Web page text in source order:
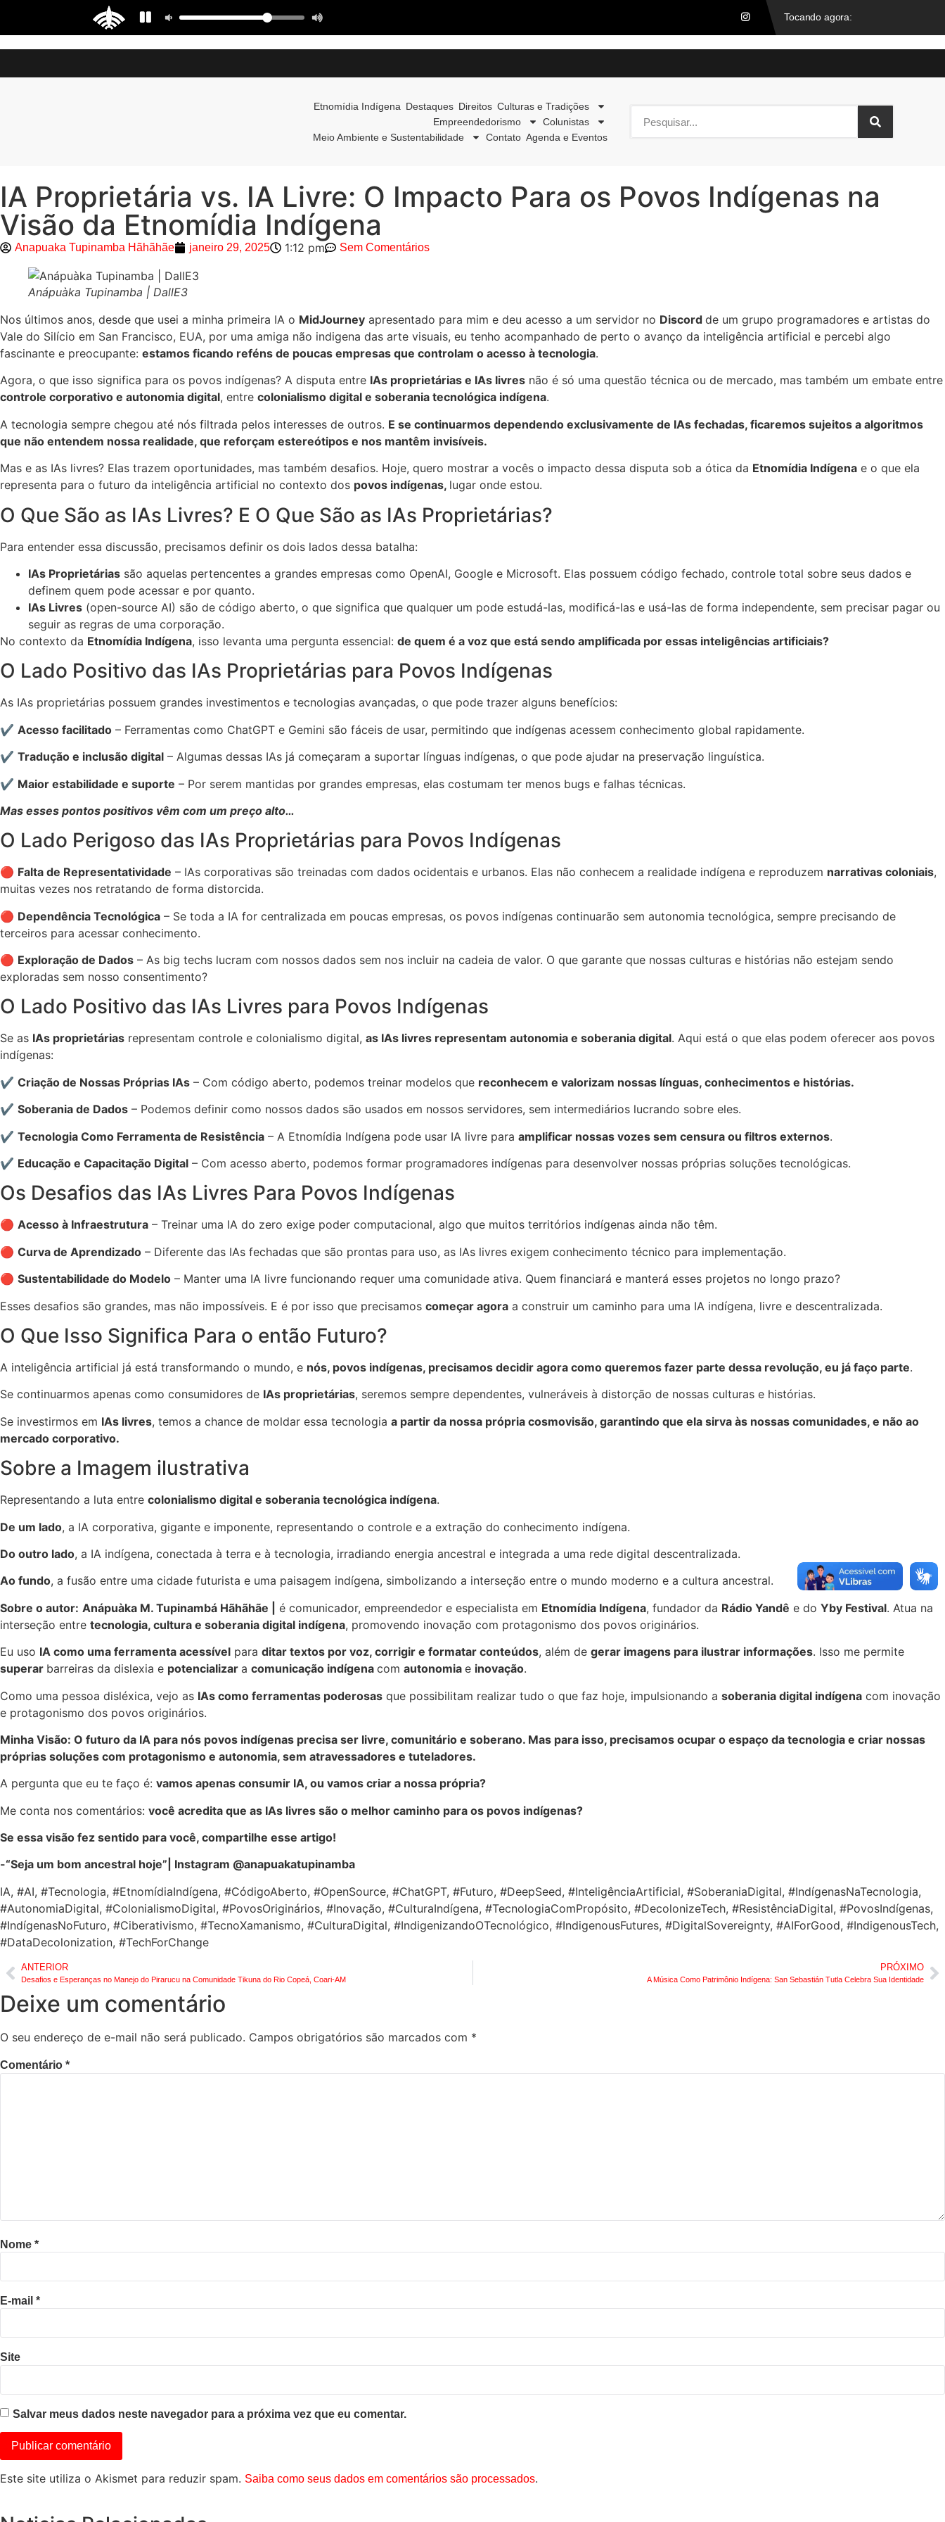
Etnomídia Indígena Destaques Direitos Culturas e Tradições
Empreendedorismo
Colunistas
Meio Ambiente e Sustentabilidade
Contato Agenda e Eventos
IA Proprietária vs. IA Livre: O Impacto Para os Povos Indígenas na
Visão da Etnomídia Indígena
Anapuaka Tupinamba Hãhãhãe janeiro 29, 2025 1:12 pm Sem Comentários
Anápuàka Tupinamba | DallE3
Nos últimos anos, desde que usei a minha primeira IA o MidJourney apresentado para mim e deu acesso a um servidor no Discord de um grupo programadores e artistas do
Vale do Silício em San Francisco, EUA, por uma amiga não indigena das arte visuais, eu tenho acompanhado de perto o avanço da inteligência artificial e percebi algo
fascinante e preocupante: estamos ficando reféns de poucas empresas que controlam o acesso à tecnologia.
Agora, o que isso significa para os povos indígenas? A disputa entre IAs proprietárias e IAs livres não é só uma questão técnica ou de mercado, mas também um embate entre
controle corporativo e autonomia digital, entre colonialismo digital e soberania tecnológica indígena.
A tecnologia sempre chegou até nós filtrada pelos interesses de outros. E se continuarmos dependendo exclusivamente de IAs fechadas, ficaremos sujeitos a algoritmos
que não entendem nossa realidade, que reforçam estereótipos e nos mantêm invisíveis.
Mas e as IAs livres? Elas trazem oportunidades, mas também desafios. Hoje, quero mostrar a vocês o impacto dessa disputa sob a ótica da Etnomídia Indígena e o que ela
representa para o futuro da inteligência artificial no contexto dos povos indígenas, lugar onde estou.
O Que São as IAs Livres? E O Que São as IAs Proprietárias?
Para entender essa discussão, precisamos definir os dois lados dessa batalha:
IAs Proprietárias são aquelas pertencentes a grandes empresas como OpenAI, Google e Microsoft. Elas possuem código fechado, controle total sobre seus dados e
definem quem pode acessar e por quanto.
IAs Livres (open-source AI) são de código aberto, o que significa que qualquer um pode estudá-las, modificá-las e usá-las de forma independente, sem precisar pagar ou
seguir as regras de uma corporação.
No contexto da Etnomídia Indígena, isso levanta uma pergunta essencial: de quem é a voz que está sendo amplificada por essas inteligências artificiais?
O Lado Positivo das IAs Proprietárias para Povos Indígenas
As IAs proprietárias possuem grandes investimentos e tecnologias avançadas, o que pode trazer alguns benefícios:
✔ Acesso facilitado – Ferramentas como ChatGPT e Gemini são fáceis de usar, permitindo que indígenas acessem conhecimento global rapidamente.
✔ Tradução e inclusão digital – Algumas dessas IAs já começaram a suportar línguas indígenas, o que pode ajudar na preservação linguística.
✔ Maior estabilidade e suporte – Por serem mantidas por grandes empresas, elas costumam ter menos bugs e falhas técnicas.
Mas esses pontos positivos vêm com um preço alto…
O Lado Perigoso das IAs Proprietárias para Povos Indígenas
🔴 Falta de Representatividade – IAs corporativas são treinadas com dados ocidentais e urbanos. Elas não conhecem a realidade indígena e reproduzem narrativas coloniais,
muitas vezes nos retratando de forma distorcida.
🔴 Dependência Tecnológica – Se toda a IA for centralizada em poucas empresas, os povos indígenas continuarão sem autonomia tecnológica, sempre precisando de
terceiros para acessar conhecimento.
🔴 Exploração de Dados – As big techs lucram com nossos dados sem nos incluir na cadeia de valor. O que garante que nossas culturas e histórias não estejam sendo
exploradas sem nosso consentimento?
O Lado Positivo das IAs Livres para Povos Indígenas
Se as IAs proprietárias representam controle e colonialismo digital, as IAs livres representam autonomia e soberania digital. Aqui está o que elas podem oferecer aos povos
indígenas:
✔ Criação de Nossas Próprias IAs – Com código aberto, podemos treinar modelos que reconhecem e valorizam nossas línguas, conhecimentos e histórias.
✔ Soberania de Dados – Podemos definir como nossos dados são usados em nossos servidores, sem intermediários lucrando sobre eles.
✔ Tecnologia Como Ferramenta de Resistência – A Etnomídia Indígena pode usar IA livre para amplificar nossas vozes sem censura ou filtros externos.
✔ Educação e Capacitação Digital – Com acesso aberto, podemos formar programadores indígenas para desenvolver nossas próprias soluções tecnológicas.
Os Desafios das IAs Livres Para Povos Indígenas
🔴 Acesso à Infraestrutura – Treinar uma IA do zero exige poder computacional, algo que muitos territórios indígenas ainda não têm.
🔴 Curva de Aprendizado – Diferente das IAs fechadas que são prontas para uso, as IAs livres exigem conhecimento técnico para implementação.
🔴 Sustentabilidade do Modelo – Manter uma IA livre funcionando requer uma comunidade ativa. Quem financiará e manterá esses projetos no longo prazo?
Esses desafios são grandes, mas não impossíveis. E é por isso que precisamos começar agora a construir um caminho para uma IA indígena, livre e descentralizada.
O Que Isso Significa Para o então Futuro?
A inteligência artificial já está transformando o mundo, e nós, povos indígenas, precisamos decidir agora como queremos fazer parte dessa revolução, eu já faço parte.
Se continuarmos apenas como consumidores de IAs proprietárias, seremos sempre dependentes, vulneráveis à distorção de nossas culturas e histórias.
Se investirmos em IAs livres, temos a chance de moldar essa tecnologia a partir da nossa própria cosmovisão, garantindo que ela sirva às nossas comunidades, e não ao
mercado corporativo.
Sobre a Imagem ilustrativa
Representando a luta entre colonialismo digital e soberania tecnológica indígena.
De um lado, a IA corporativa, gigante e imponente, representando o controle e a extração do conhecimento indígena.
Do outro lado, a IA indígena, conectada à terra e à tecnologia, irradiando energia ancestral e integrada a uma rede digital descentralizada.
Ao fundo, a fusão entre uma cidade futurista e uma paisagem indígena, simbolizando a interseção entre o mundo moderno e a cultura ancestral.
Sobre o autor: Anápuàka M. Tupinambá Hãhãhãe | é comunicador, empreendedor e especialista em Etnomídia Indígena, fundador da Rádio Yandê e do Yby Festival. Atua na
interseção entre tecnologia, cultura e soberania digital indígena, promovendo inovação com protagonismo dos povos originários.
Eu uso IA como uma ferramenta acessível para ditar textos por voz, corrigir e formatar conteúdos, além de gerar imagens para ilustrar informações. Isso me permite
superar barreiras da dislexia e potencializar a comunicação indígena com autonomia e inovação.
Como uma pessoa disléxica, vejo as IAs como ferramentas poderosas que possibilitam realizar tudo o que faz hoje, impulsionando a soberania digital indígena com inovação
e protagonismo dos povos originários.
Minha Visão: O futuro da IA para nós povos indígenas precisa ser livre, comunitário e soberano. Mas para isso, precisamos ocupar o espaço da tecnologia e criar nossas
próprias soluções com protagonismo e autonomia, sem atravessadores e tuteladores.
A pergunta que eu te faço é: vamos apenas consumir IA, ou vamos criar a nossa própria?
Me conta nos comentários: você acredita que as IAs livres são o melhor caminho para os povos indígenas?
Se essa visão fez sentido para você, compartilhe esse artigo!
-“Seja um bom ancestral hoje”| Instagram @anapuakatupinamba
IA, #AI, #Tecnologia, #EtnomídiaIndígena, #CódigoAberto, #OpenSource, #ChatGPT, #Futuro, #DeepSeed, #InteligênciaArtificial, #SoberaniaDigital, #IndígenasNaTecnologia,
#AutonomiaDigital, #ColonialismoDigital, #PovosOriginários, #Inovação, #CulturaIndígena, #TecnologiaComPropósito, #DecolonizeTech, #ResistênciaDigital, #PovosIndígenas,
#IndígenasNoFuturo, #Ciberativismo, #TecnoXamanismo, #CulturaDigital, #IndigenizandoOTecnológico, #IndigenousFutures, #DigitalSovereignty, #AIForGood, #IndigenousTech,
#DataDecolonization, #TechForChange
ANTERIOR
Desafios e Esperanças no Manejo do Pirarucu na Comunidade Tikuna do Rio Copeá, Coari-AM
PRÓXIMO
A Música Como Patrimônio Indígena: San Sebastián Tutla Celebra Sua Identidade
Deixe um comentário
O seu endereço de e-mail não será publicado. Campos obrigatórios são marcados com *
Comentário *
Nome *
E-mail *
Site
Salvar meus dados neste navegador para a próxima vez que eu comentar.
Este site utiliza o Akismet para reduzir spam. Saiba como seus dados em comentários são processados.